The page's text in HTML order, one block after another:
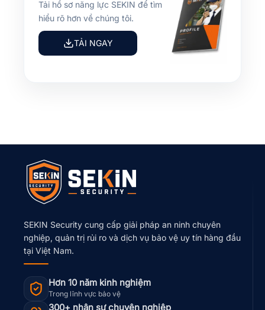
Tải hồ sơ năng lực SEKIN để tìm
hiểu rõ hơn về chúng tôi.
TẢI NGAY
SEKIN Security cung cấp giải pháp an ninh chuyên
nghiệp, quản trị rủi ro và dịch vụ bảo vệ uy tín hàng đầu
tại Việt Nam.
Hơn 10 năm kinh nghiệm
Trong lĩnh vực bảo vệ
300+ nhân sự chuyên nghiệp